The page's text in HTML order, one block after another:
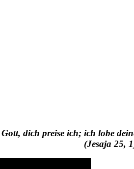
Videos mit christlicher
dich preise ich; ich lobe
(Jesaja 25,